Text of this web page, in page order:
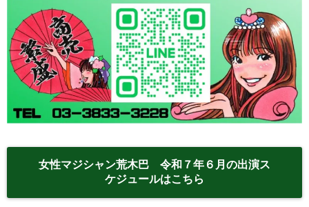
女性マジシャン荒木巴 令和７年６月の出演ス
ケジュールはこちら